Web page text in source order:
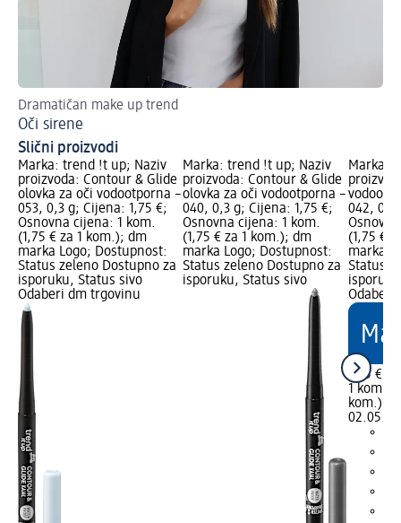
Dramatičan make up trend
Oči sirene
Slični proizvodi
Marka: trend !t up; Naziv
proizvoda: Contour & Glide
olovka za oči vodootporna –
053, 0,3 g; Cijena: 1,75 €;
Osnovna cijena: 1 kom.
(1,75 € za 1 kom.); dm
marka Logo; Dostupnost:
Status zeleno Dostupno za
isporuku, Status sivo
Odaberi dm trgovinu
Marka: trend !t up; Naziv
proizvoda: Contour & Glide
olovka za oči vodootporna –
040, 0,3 g; Cijena: 1,75 €;
Osnovna cijena: 1 kom.
(1,75 € za 1 kom.); dm
marka Logo; Dostupnost:
Status zeleno Dostupno za
isporuku, Status sivo
Marka:
042, 0,5
(1,75 €
marka
Status
Odaberi
1,75 €
1 kom.
kom.)